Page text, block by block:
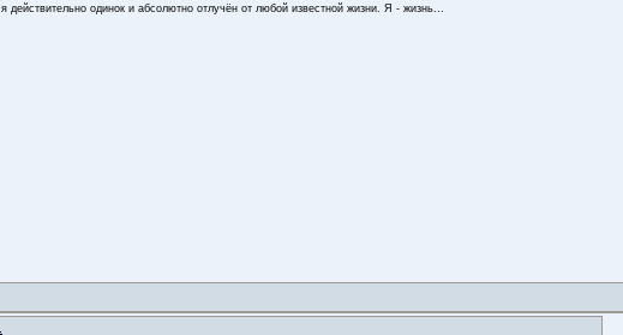
действительно одинок и абсолютно отлучён от любой известной жизни. Я - жизнь...